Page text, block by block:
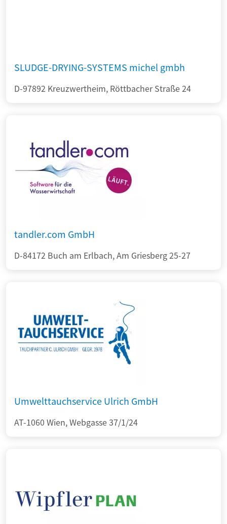
SLUDGE-DRYING-SYSTEMS michel gmbh
D-97892 Kreuzwertheim, Röttbacher Straße 24
tandler.com GmbH
D-84172 Buch am Erlbach, Am Griesberg 25-27
Umwelttauchservice Ulrich GmbH
AT-1060 Wien, Webgasse 37/1/24